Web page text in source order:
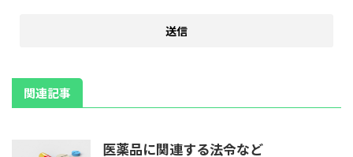
関連記事
医薬品に関連する法令など